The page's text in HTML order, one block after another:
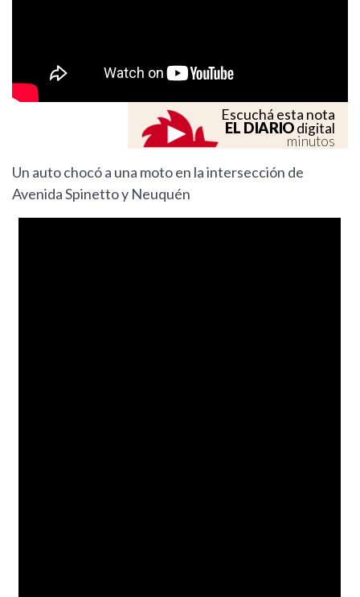
Escuchá esta nota
EL DIARIOdigital
minutos
Un auto chocó a una moto en la intersección de
Avenida Spinetto y Neuquén